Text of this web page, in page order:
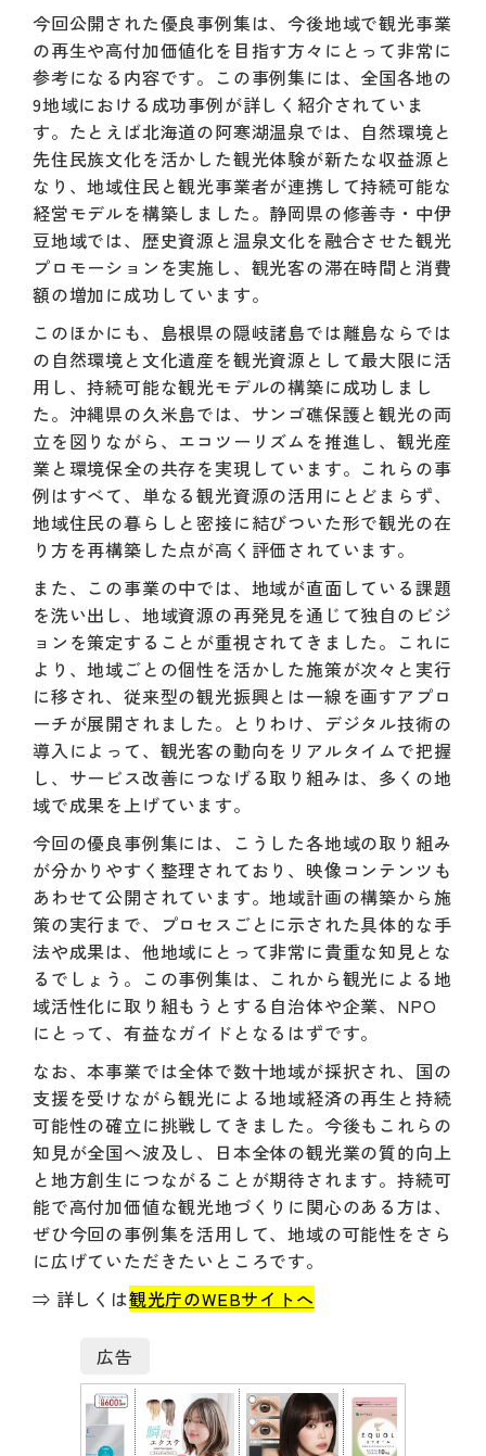
今回公開された優良事例集は、今後地域で観光事業
の再生や高付加価値化を目指す方々にとって非常に
参考になる内容です。この事例集には、全国各地の
9地域における成功事例が詳しく紹介されていま
す。たとえば北海道の阿寒湖温泉では、自然環境と
先住民族文化を活かした観光体験が新たな収益源と
なり、地域住民と観光事業者が連携して持続可能な
経営モデルを構築しました。静岡県の修善寺・中伊
豆地域では、歴史資源と温泉文化を融合させた観光
プロモーションを実施し、観光客の滞在時間と消費
額の増加に成功しています。
このほかにも、島根県の隠岐諸島では離島ならでは
の自然環境と文化遺産を観光資源として最大限に活
用し、持続可能な観光モデルの構築に成功しまし
た。沖縄県の久米島では、サンゴ礁保護と観光の両
立を図りながら、エコツーリズムを推進し、観光産
業と環境保全の共存を実現しています。これらの事
例はすべて、単なる観光資源の活用にとどまらず、
地域住民の暮らしと密接に結びついた形で観光の在
り方を再構築した点が高く評価されています。
また、この事業の中では、地域が直面している課題
を洗い出し、地域資源の再発見を通じて独自のビジ
ョンを策定することが重視されてきました。これに
より、地域ごとの個性を活かした施策が次々と実行
に移され、従来型の観光振興とは一線を画すアプロ
ーチが展開されました。とりわけ、デジタル技術の
導入によって、観光客の動向をリアルタイムで把握
し、サービス改善につなげる取り組みは、多くの地
域で成果を上げています。
今回の優良事例集には、こうした各地域の取り組み
が分かりやすく整理されており、映像コンテンツも
あわせて公開されています。地域計画の構築から施
策の実行まで、プロセスごとに示された具体的な手
法や成果は、他地域にとって非常に貴重な知見とな
るでしょう。この事例集は、これから観光による地
域活性化に取り組もうとする自治体や企業、NPO
にとって、有益なガイドとなるはずです。
なお、本事業では全体で数十地域が採択され、国の
支援を受けながら観光による地域経済の再生と持続
可能性の確立に挑戦してきました。今後もこれらの
知見が全国へ波及し、日本全体の観光業の質的向上
と地方創生につながることが期待されます。持続可
能で高付加価値な観光地づくりに関心のある方は、
ぜひ今回の事例集を活用して、地域の可能性をさら
に広げていただきたいところです。
⇒ 詳しくは観光庁のWEBサイトへ
広告